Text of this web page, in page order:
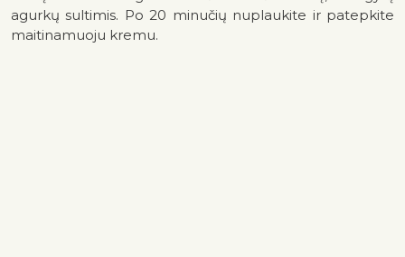
agurkų sultimis. Po 20 minučių nuplaukite ir patepkite
maitinamuoju kremu.